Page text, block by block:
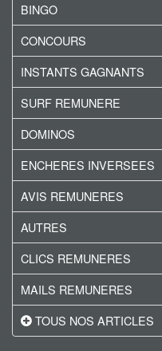
BINGO
CONCOURS
INSTANTS GAGNANTS
SURF REMUNERE
DOMINOS
ENCHERES INVERSEES
AVIS REMUNERES
AUTRES
CLICS REMUNERES
MAILS REMUNERES
TOUS NOS ARTICLES